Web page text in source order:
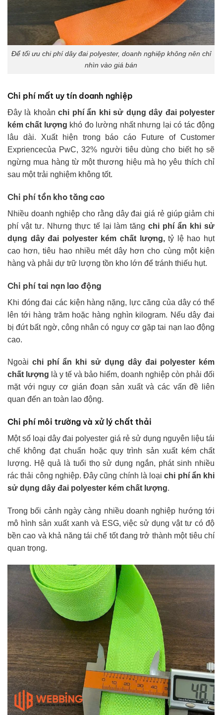
Để tối ưu chi phí dây đai polyester, doanh nghiệp không nên chỉ
nhìn vào giá bán
Chi phí mất uy tín doanh nghiệp
Đây là khoảnchi phí ẩn khi sử dụng dây đai polyester
kém chất lượng khó đo lường nhất nhưng lại có tác động
lâu dài. Xuất hiện trong báo cáo Future of Customer
Expriencecủa PwC, 32% người tiêu dùng cho biết họ sẽ
ngừng mua hàng từ một thương hiệu mà họ yêu thích chỉ
sau một trải nghiệm không tốt.
Chi phí tồn kho tăng cao
Nhiều doanh nghiệp cho rằng dây đai giá rẻ giúp giảm chi
phí vật tư. Nhưng thực tế lại làm tăngchi phí ẩn khi sử
dụng dây đai polyester kém chất lượng,tỷ lệ hao hụt
cao hơn, tiêu hao nhiều mét dây hơn cho cùng một kiện
hàng và phải dự trữ lượng tồn kho lớn để tránh thiếu hụt.
Chi phí tai nạn lao động
Khi đóng đai các kiện hàng nặng, lực căng của dây có thể
lên tới hàng trăm hoặc hàng nghìn kilogram. Nếu dây đai
bị đứt bất ngờ, công nhân có nguy cơ gặp tai nạn lao động
cao.
Ngoàichi phí ẩn khi sử dụng dây đai polyester kém
chất lượng là y tế và bảo hiểm, doanh nghiệp còn phải đối
mặt với nguy cơ gián đoạn sản xuất và các vấn đề liên
quan đến an toàn lao động.
Chi phí môi trường và xử lý chất thải
Một số loại dây đai polyester giá rẻ sử dụng nguyên liệu tái
chế không đạt chuẩn hoặc quy trình sản xuất kém chất
lượng. Hệ quả là tuổi thọ sử dụng ngắn, phát sinh nhiều
rác thải công nghiệp. Đây cũng chính là loạichi phí ẩn khi
sử dụng dây đai polyester kém chất lượng.
Trong bối cảnh ngày càng nhiều doanh nghiệp hướng tới
mô hình sản xuất xanh và ESG, việc sử dụng vật tư có độ
bền cao và khả năng tái chế tốt đang trở thành một tiêu chí
quan trọng.